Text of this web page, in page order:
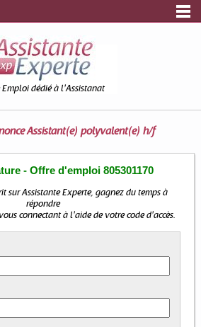
Emploi dédié à l'Assistanat
Assistant(e) polyvalent(e) h/f
- Offre d'emploi 805301170
sur Assistante Experte, gagnez du temps à
répondre
connectant à l'aide de votre code d'accès.